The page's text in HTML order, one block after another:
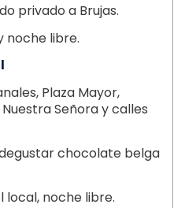
privado a Brujas.
noche libre.
Plaza Mayor,
Señora y calles
chocolate belga
local, noche libre.